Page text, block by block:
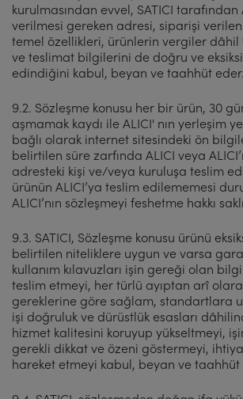
kurulmasından evvel, SATICI tarafından
verilmesi gereken adresi, siparişi
temel özellikleri, ürünlerin vergiler dâhil
ve teslimat bilgilerini de doğru ve
edindiğini kabul, beyan ve taahhüt eder.
9.2. Sözleşme konusu her bir ürün, 30
aşmamak kaydı ile ALICI' nın yerleşim
bağlı olarak internet sitesindeki ön
belirtilen süre zarfında ALICI veya
adresteki kişi ve/veya kuruluşa teslim
ürünün ALICI’ya teslim edilememesi
ALICI’nın sözleşmeyi feshetme hakkı
9.3. SATICI, Sözleşme konusu ürünü
belirtilen niteliklere uygun ve varsa
kullanım kılavuzları işin gereği olan
teslim etmeyi, her türlü ayıptan arî
gereklerine göre sağlam, standartlara
işi doğruluk ve dürüstlük esasları
hizmet kalitesini koruyup yükseltmeyi,
gerekli dikkat ve özeni göstermeyi,
hareket etmeyi kabul, beyan ve taahhüt